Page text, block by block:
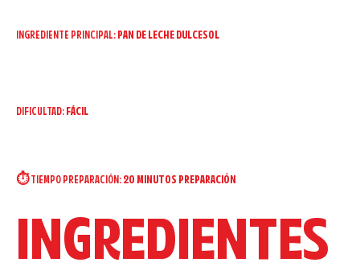
INGREDIENTE PRINCIPAL: PAN DE LECHE DULCESOL
DIFICULTAD: FÁCIL
⏱️ TIEMPO PREPARACIÓN:20 MINUTOS PREPARACIÓN
INGREDIENTES